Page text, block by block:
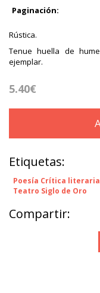
Paginación:
Rústica.
Tenue huella de
ejemplar.
5.40€
Etiquetas:
Poesía Crítica literaria
Teatro Siglo de Oro
Compartir: